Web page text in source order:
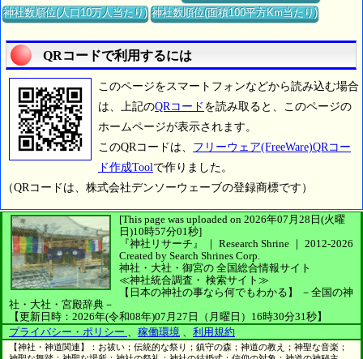
神社数順位(人口10万人当たり) 神社数順位(面積100平方Km当たり)
QRコードで利用するには
このページをスマートフォンなどから読み込む場合
は、上記のQRコード を読み取ると、このページの
ホームページが表示されます。
このQRコードは、 フリーウェア(FreeWare)QRコー
ド作成Toolで作りました。
（QRコードは、株式会社デンソーウェーブの登録商標です）
[This page was uploaded on 2026年07月28日(火曜
日)10時57分01秒]
『神社リサーチ』 ｜ Research Shrine ｜ 2012-2026
Created by Search Shrines Corp.
神社・大社・御宮の 全国総合情報サイト
≪神社統合調査・ 検索サイト≫
【日本の神社の事なら何でもわかる】
－全国の神
社・大社・宮殿辞典－
【更新日時：2026年(令和08年)07月27日（月曜日）16時30分31秒】
プライバシー・ポリシー
稼働環境 利用規約
【神社・神道関連】：お祓い；伝統的な祭り；鎮守の森；神道の教え；神聖な音楽；